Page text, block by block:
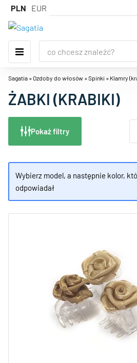
PLN EUR
Sagatia »Ozdoby do włosów »Spinki » Klamry
ŻABKI (KRABIKI)
Pokaż filtry
Wybierz model, a następnie kolor,
odpowiadał